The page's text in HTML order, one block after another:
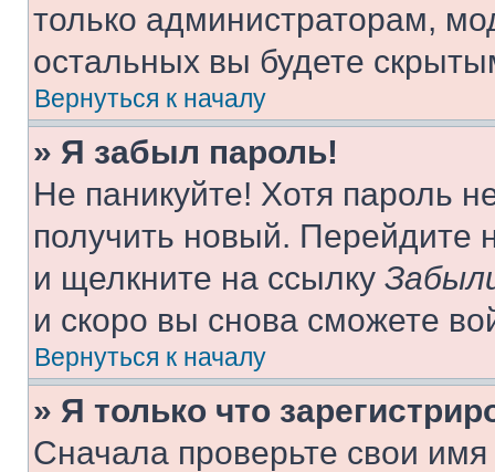
только администраторам,
остальных вы будете
Вернуться к началу
» Я забыл пароль!
Не паникуйте! Хотя пароль
получить новый. Перейдите
и щелкните на ссылку
и скоро вы снова сможете
Вернуться к началу
» Я только что
Сначала проверьте свои